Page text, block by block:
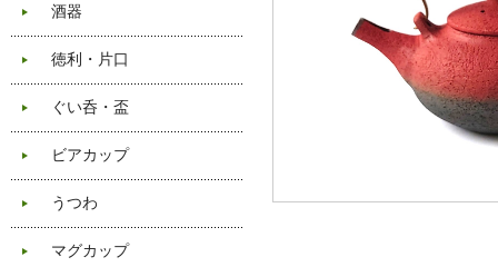
酒器
徳利・片口
ぐい呑・盃
ビアカップ
うつわ
マグカップ